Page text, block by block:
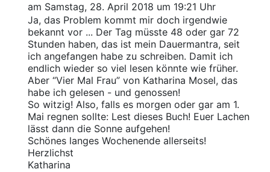
am Samstag, 28. April 2018 um 19:21 Uhr
Ja, das Problem kommt mir doch irgendwie
bekannt vor ... Der Tag müsste 48 oder gar 72
Stunden haben, das ist mein Dauermantra, seit
ich angefangen habe zu schreiben. Damit ich
endlich wieder so viel lesen könnte wie früher.
Aber “Vier Mal Frau” von Katharina Mosel, das
habe ich gelesen - und genossen!
So witzig! Also, falls es morgen oder gar am 1.
Mai regnen sollte: Lest dieses Buch! Euer Lachen
lässt dann die Sonne aufgehen!
Schönes langes Wochenende allerseits!
Herzlichst
Katharina